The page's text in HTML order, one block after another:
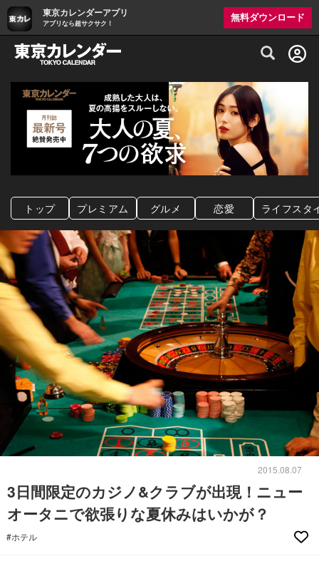
東京カレンダーアプリ
アプリなら超サクサク！
無料ダウンロード
グルメ情報・プレミアムレストラン予約
トップ プレミアム グルメ 恋愛 ライフスタ
2015.08.07
3日間限定のカジノ&クラブが出現！ニュー
オータニで欲張りな夏休みはいかが？
#ホテル